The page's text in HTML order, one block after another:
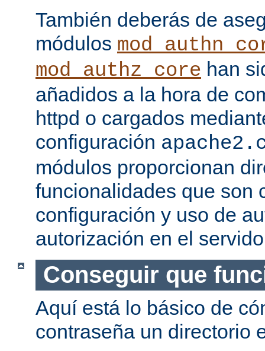
También deberás de
módulos
mod_authz_core han
añadidos a la hora de
httpd o cargados
configuración
módulos proporcionan
funcionalidades que son
configuración y uso de
autorización en el
Conseguir que
Aquí está lo básico de
contraseña un directorio